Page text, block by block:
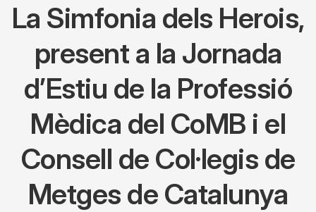
La Simfonia dels Herois,
present a la Jornada
d’Estiu de la Professió
Mèdica del CoMB i el
Consell de Col·legis de
Metges de Catalunya